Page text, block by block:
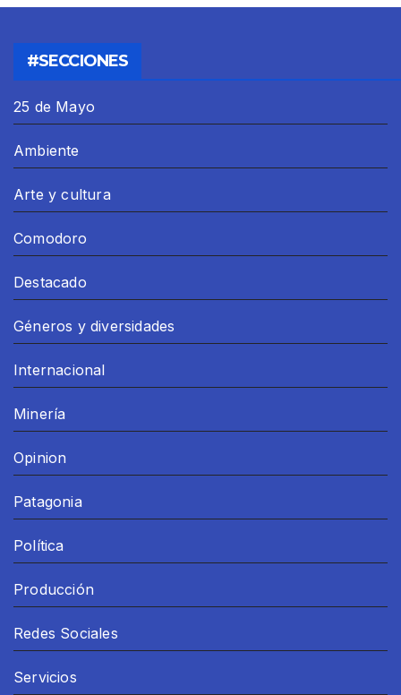
#SECCIONES
25 de Mayo
Ambiente
Arte y cultura
Comodoro
Destacado
Géneros y diversidades
Internacional
Minería
Opinion
Patagonia
Política
Producción
Redes Sociales
Servicios